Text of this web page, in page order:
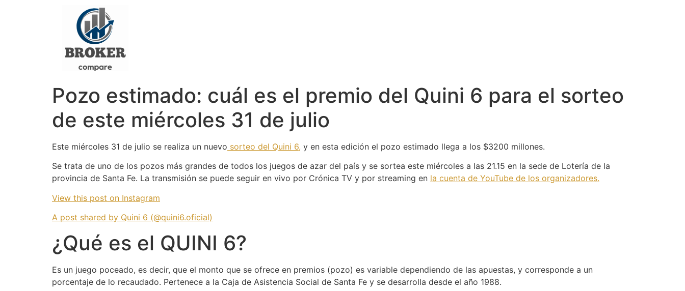
Pozo estimado: cuál es el premio del Quini 6 para el sorteo
de este miércoles 31 de julio
Este miércoles 31 de julio se realiza un nuevo sorteo del Quini 6, y en esta edición el pozo estimado llega a los $3200 millones.
Se trata de uno de los pozos más grandes de todos los juegos de azar del país y se sortea este miércoles a las 21.15 en la sede de Lotería de la
provincia de Santa Fe. La transmisión se puede seguir en vivo por Crónica TV y por streaming en la cuenta de YouTube de los organizadores.
View this post on Instagram
A post shared by Quini 6 (@quini6.oficial)
¿Qué es el QUINI 6?
Es un juego poceado, es decir, que el monto que se ofrece en premios (pozo) es variable dependiendo de las apuestas, y corresponde a un
porcentaje de lo recaudado. Pertenece a la Caja de Asistencia Social de Santa Fe y se desarrolla desde el año 1988.